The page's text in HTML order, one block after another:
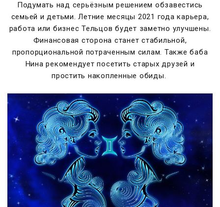
Подумать над серьёзным решением обзавестись
семьей и детьми. Летние месяцы 2021 года карьера,
работа или бизнес Тельцов будет заметно улучшены.
Финансовая сторона станет стабильной,
пропорциональной потраченным силам. Также баба
Нина рекомендует посетить старых друзей и
простить накопленные обиды.